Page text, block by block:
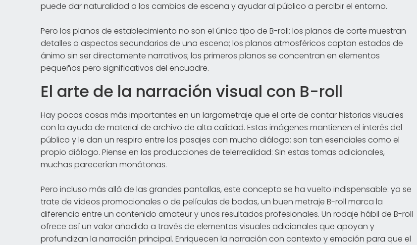
puede dar naturalidad a los cambios de escena y ayudar al público a percibir el entorno.
Pero los planos de establecimiento no son el único tipo de B-roll: los planos de corte muestran
detalles o aspectos secundarios de una escena; los planos atmosféricos captan estados de
ánimo sin ser directamente narrativos; los primeros planos se concentran en elementos
pequeños pero significativos del encuadre.
El arte de la narración visual con B-roll
Hay pocas cosas más importantes en un largometraje que el arte de contar historias visuales
con la ayuda de material de archivo de alta calidad. Estas imágenes mantienen el interés del
público y le dan un respiro entre los pasajes con mucho diálogo: son tan esenciales como el
propio diálogo. Piense en las producciones de telerrealidad: Sin estas tomas adicionales,
muchas parecerían monótonas.
Pero incluso más allá de las grandes pantallas, este concepto se ha vuelto indispensable: ya se
trate de vídeos promocionales o de películas de bodas, un buen metraje B-roll marca la
diferencia entre un contenido amateur y unos resultados profesionales. Un rodaje hábil de B-roll
ofrece así un valor añadido a través de elementos visuales adicionales que apoyan y
profundizan la narración principal. Enriquecen la narración con contexto y emoción para que el